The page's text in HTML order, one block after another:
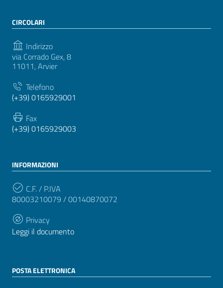
CIRCOLARI
Indirizzo
via Corrado Gex, 8
11011, Arvier
Telefono
(+39) 0165929001
Fax
(+39) 0165929003
INFORMAZIONI
C.F. / P.IVA
80003210079 / 00140870072
Privacy
Leggi il documento
POSTA ELETTRONICA